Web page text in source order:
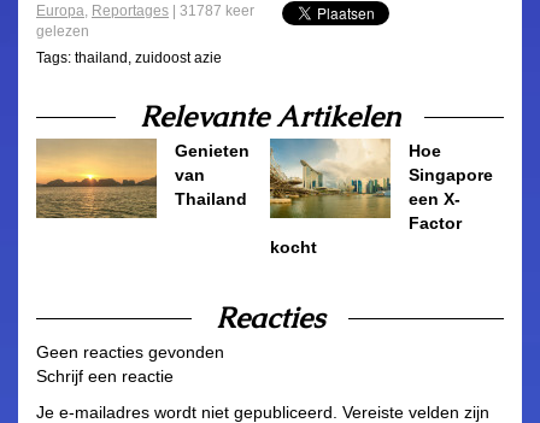
Europa Reportages | 31787 keer
gelezen
Tags: thailand zuidoost azie
Relevante Artikelen
Genieten
van
Thailand
Hoe
Singapore
een X-
Factor
kocht
Reacties
Geen reacties gevonden
Schrijf een reactie
Je e-mailadres wordt niet gepubliceerd. Vereiste velden zijn